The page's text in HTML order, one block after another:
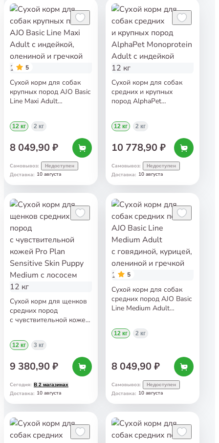
5
Сухой корм для собак
крупных пород AJO Basic
Line Maxi Adult
и гречкой 12 кг
12 кг 2 кг
8 049,90 ₽
Самовывоз: Недоступен
Доставка: 10 августа
Сухой корм для собак
средних и крупных
пород AlphaPet
с индейкой 12 кг
12 кг 2 кг
10 778,90 ₽
Самовывоз: Недоступен
Доставка: 10 августа
Сухой корм для щенков
средних пород
с чувствительной кожей
Puppy Medium с лососем
12 кг
12 кг 3 кг
9 380,90 ₽
Сегодня: В 2 магазинах
Доставка: 10 августа
5
Сухой корм для собак
средних пород AJO Basic
Line Medium Adult
олениной и гречкой
12 кг
12 кг 2 кг
8 049,90 ₽
Самовывоз: Недоступен
Доставка: 10 августа